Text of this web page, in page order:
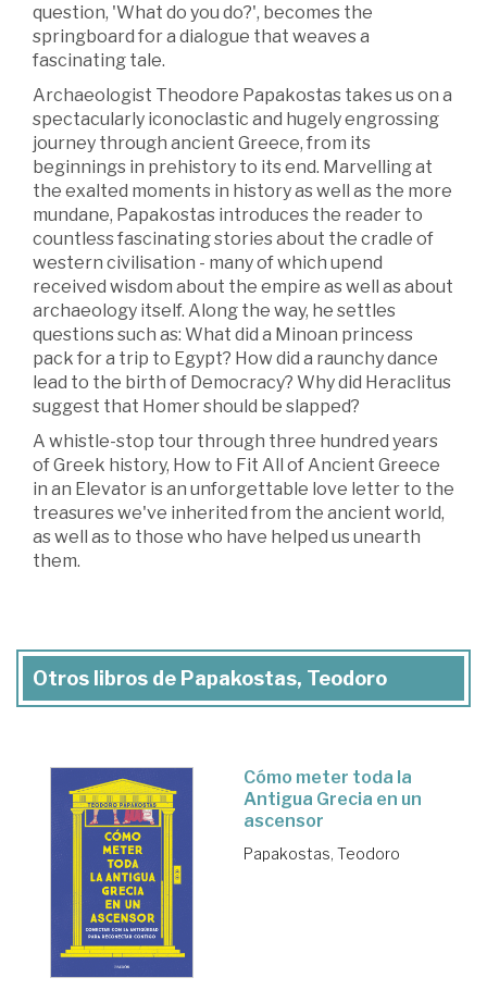
question, 'What do you do?', becomes the
springboard for a dialogue that weaves a
fascinating tale.
Archaeologist Theodore Papakostas takes us on a
spectacularly iconoclastic and hugely engrossing
journey through ancient Greece, from its
beginnings in prehistory to its end. Marvelling at
the exalted moments in history as well as the more
mundane, Papakostas introduces the reader to
countless fascinating stories about the cradle of
western civilisation - many of which upend
received wisdom about the empire as well as about
archaeology itself. Along the way, he settles
questions such as: What did a Minoan princess
pack for a trip to Egypt? How did a raunchy dance
lead to the birth of Democracy? Why did Heraclitus
suggest that Homer should be slapped?
A whistle-stop tour through three hundred years
of Greek history, How to Fit All of Ancient Greece
in an Elevator is an unforgettable love letter to the
treasures we've inherited from the ancient world,
as well as to those who have helped us unearth
them.
Otros libros de Papakostas, Teodoro
Cómo meter toda la
Antigua Grecia en un
ascensor
Papakostas, Teodoro